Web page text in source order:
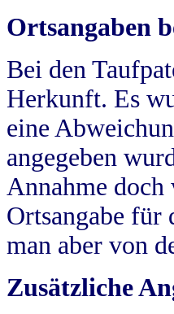
Ortsangaben
Bei den
Herkunft. Es
eine
angegeben
Annahme
Ortsangabe für
man aber von
Zusätzliche